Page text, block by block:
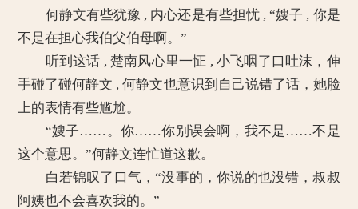
何静文有些犹豫 , 内心还是有些担忧 , “嫂子 , 你是
不是在担心我伯父伯母啊。”
听到这话 , 楚南风心里一怔 , 小飞咽了口吐沫，伸
手碰了碰何静文 , 何静文也意识到自己说错了话，她脸
上的表情有些尴尬。
“嫂子……。你……你别误会啊，我不是……不是
这个意思。”何静文连忙道这歉。
白若锦叹了口气，“没事的，你说的也没错，叔叔
阿姨也不会喜欢我的。”